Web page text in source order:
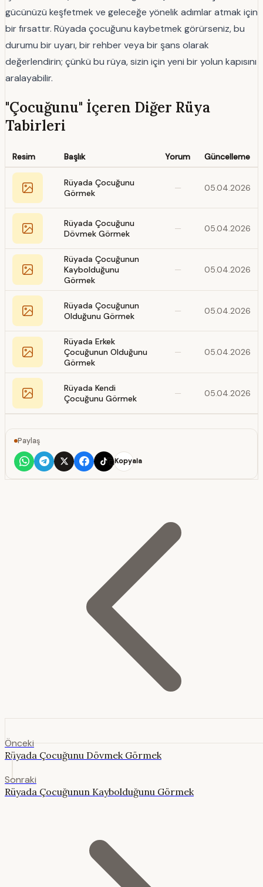
gücünüzü keşfetmek ve geleceğe yönelik adımlar atmak için
bir fırsattır. Rüyada çocuğunu kaybetmek görürseniz, bu
durumu bir uyarı, bir rehber veya bir şans olarak
değerlendirin; çünkü bu rüya, sizin için yeni bir yolun kapısını
aralayabilir.
"Çocuğunu" İçeren Diğer Rüya
Tabirleri
Resim Başlık Yorum Güncelleme
Rüyada Çocuğunu
Görmek
— 05.04.2026
Rüyada Çocuğunu
Dövmek Görmek
— 05.04.2026
Rüyada Çocuğunun
Kaybolduğunu
Görmek
— 05.04.2026
Rüyada Çocuğunun
Olduğunu Görmek
— 05.04.2026
Rüyada Erkek
Çocuğunun Olduğunu
Görmek
— 05.04.2026
Rüyada Kendi
Çocuğunu Görmek
— 05.04.2026
Paylaş
Kopyala
Önceki
Rüyada Çocuğunu Dövmek Görmek
Sonraki
Rüyada Çocuğunun Kaybolduğunu Görmek